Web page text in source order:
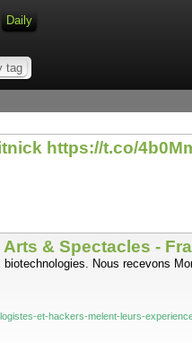
Daily
https://t.co/
& Spectacles -
Nous recevons
et-hackers-melent-leurs-